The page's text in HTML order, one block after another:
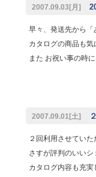
2007.09.03[月]
早々、発送先から
カタログの商品も気
また お祝い事の時
2007.09.01[土]
２回利用させてい
さすが評判のいいシ
カタログ内容も充